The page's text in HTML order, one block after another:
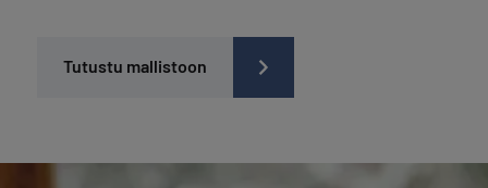
Tutustu mallistoon